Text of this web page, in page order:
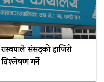
रास्वपाले संसद्को हाजिरी
विश्लेषण गर्ने